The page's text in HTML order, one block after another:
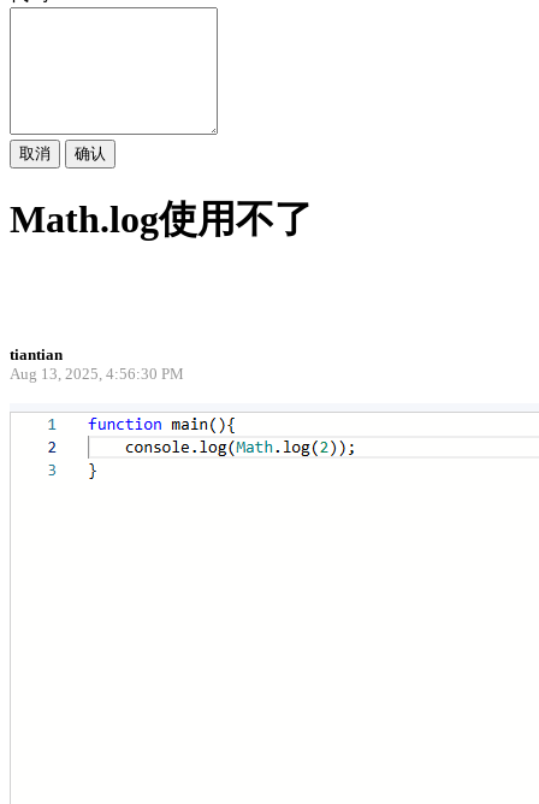
取消 确认
Math.log使用不了
tiantian
Aug 13, 2025, 4:56:30 PM